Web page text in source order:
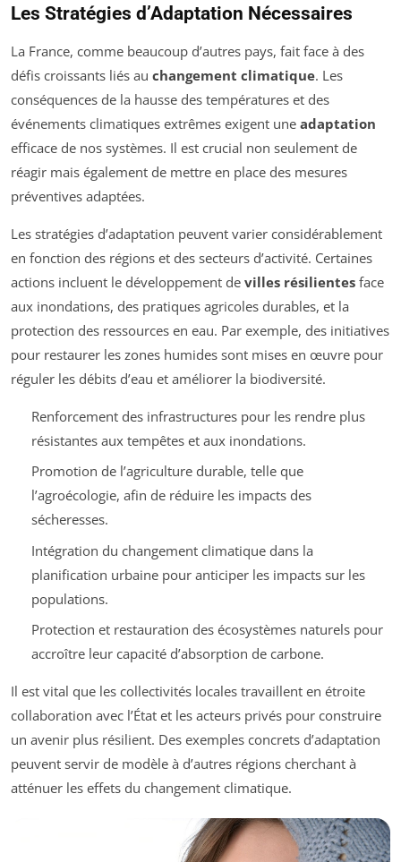
Les Stratégies d’Adaptation Nécessaires
La France, comme beaucoup d’autres pays, fait face à des
défis croissants liés au changement climatique. Les
conséquences de la hausse des températures et des
événements climatiques extrêmes exigent une adaptation
efficace de nos systèmes. Il est crucial non seulement de
réagir mais également de mettre en place des mesures
préventives adaptées.
Les stratégies d’adaptation peuvent varier considérablement
en fonction des régions et des secteurs d’activité. Certaines
actions incluent le développement de villes résilientes face
aux inondations, des pratiques agricoles durables, et la
protection des ressources en eau. Par exemple, des initiatives
pour restaurer les zones humides sont mises en œuvre pour
réguler les débits d’eau et améliorer la biodiversité.
Renforcement des infrastructures pour les rendre plus
résistantes aux tempêtes et aux inondations.
Promotion de l’agriculture durable, telle que
l’agroécologie, afin de réduire les impacts des
sécheresses.
Intégration du changement climatique dans la
planification urbaine pour anticiper les impacts sur les
populations.
Protection et restauration des écosystèmes naturels pour
accroître leur capacité d’absorption de carbone.
Il est vital que les collectivités locales travaillent en étroite
collaboration avec l’État et les acteurs privés pour construire
un avenir plus résilient. Des exemples concrets d’adaptation
peuvent servir de modèle à d’autres régions cherchant à
atténuer les effets du changement climatique.